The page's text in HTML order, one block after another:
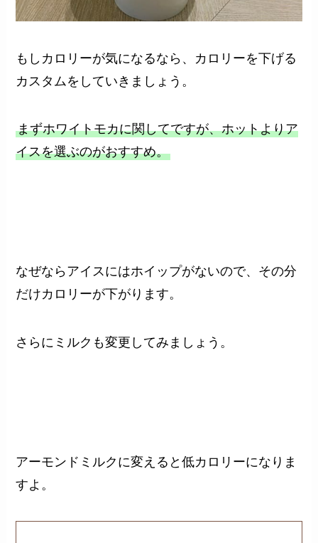
もしカロリーが気になるなら、カロリーを下げる
カスタムをしていきましょう。
まずホワイトモカに関してですが、ホットよりア
イスを選ぶのがおすすめ。
なぜならアイスにはホイップがないので、その分
だけカロリーが下がります。
さらにミルクも変更してみましょう。
アーモンドミルクに変えると低カロリーになりま
すよ。